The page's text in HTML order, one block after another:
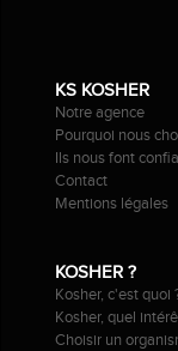
KS KOSHER
Notre agence
Pourquoi nous
Ils nous font
Contact
Mentions légales
KOSHER ?
Kosher, c'est quoi
Kosher, quel
Choisir un